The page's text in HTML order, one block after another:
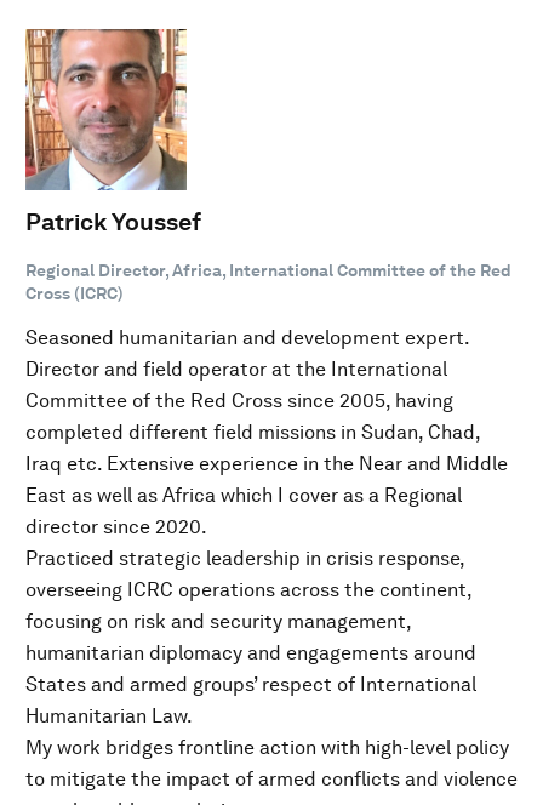
Patrick Youssef
Regional Director, Africa, International Committee of the Red
Cross (ICRC)
Seasoned humanitarian and development expert.
Director and field operator at the International
Committee of the Red Cross since 2005, having
completed different field missions in Sudan, Chad,
Iraq etc. Extensive experience in the Near and Middle
East as well as Africa which I cover as a Regional
director since 2020.
Practiced strategic leadership in crisis response,
overseeing ICRC operations across the continent,
focusing on risk and security management,
humanitarian diplomacy and engagements around
States and armed groups’ respect of International
Humanitarian Law.
My work bridges frontline action with high-level policy
to mitigate the impact of armed conflicts and violence